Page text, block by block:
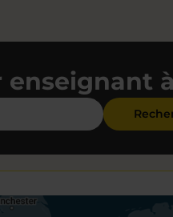
enseignant